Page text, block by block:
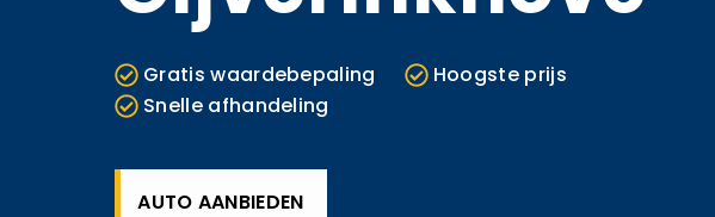
Gratis waardebepaling
Hoogste prijs
Snelle afhandeling
AUTO AANBIEDEN